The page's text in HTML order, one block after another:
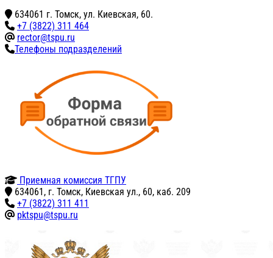
634061 г. Томск, ул. Киевская, 60.
+7 (3822) 311 464
rector@tspu.ru
Телефоны подразделений
Приемная комиссия ТГПУ
634061, г. Томск, Киевская ул., 60, каб. 209
+7 (3822) 311 411
pktspu@tspu.ru